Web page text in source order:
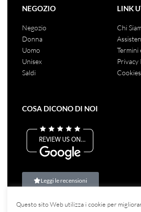
NEGOZIO
Negozio
Donna
Uomo
Unisex
Saldi
LINK
Chi
Termini
Privacy
COSA DICONO DI NOI
Leggi le recensioni
Questo sito Web utilizza i cookie per